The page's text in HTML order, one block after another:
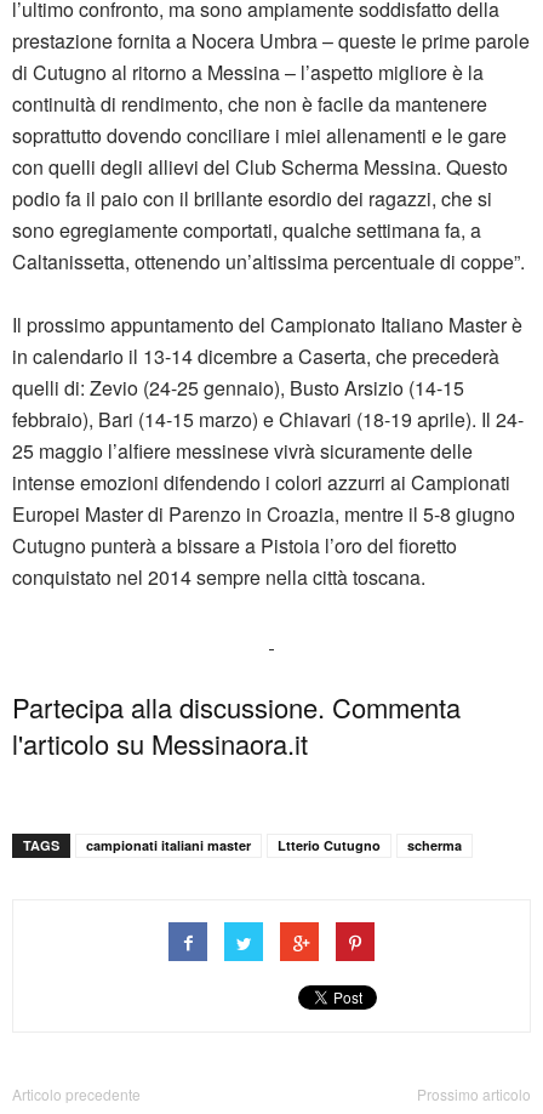
l’ultimo confronto, ma sono ampiamente soddisfatto della
prestazione fornita a Nocera Umbra – queste le prime parole
di Cutugno al ritorno a Messina – l’aspetto migliore è la
continuità di rendimento, che non è facile da mantenere
soprattutto dovendo conciliare i miei allenamenti e le gare
con quelli degli allievi del Club Scherma Messina. Questo
podio fa il paio con il brillante esordio dei ragazzi, che si
sono egregiamente comportati, qualche settimana fa, a
Caltanissetta, ottenendo un’altissima percentuale di coppe”.
Il prossimo appuntamento del Campionato Italiano Master è
in calendario il 13-14 dicembre a Caserta, che precederà
quelli di: Zevio (24-25 gennaio), Busto Arsizio (14-15
febbraio), Bari (14-15 marzo) e Chiavari (18-19 aprile). Il 24-
25 maggio l’alfiere messinese vivrà sicuramente delle
intense emozioni difendendo i colori azzurri ai Campionati
Europei Master di Parenzo in Croazia, mentre il 5-8 giugno
Cutugno punterà a bissare a Pistoia l’oro del fioretto
conquistato nel 2014 sempre nella città toscana.
Partecipa alla discussione. Commenta
l'articolo su Messinaora.it
TAGS campionati italiani master Ltterio Cutugno scherma
Articolo precedente Prossimo articolo